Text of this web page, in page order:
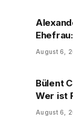
Käser?
August 6,
Bülent
Wer ist
August 6,